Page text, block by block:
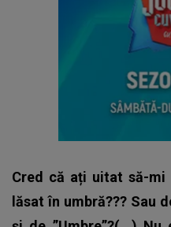
Cred că ați uitat să-
lăsat în umbră??? Sau